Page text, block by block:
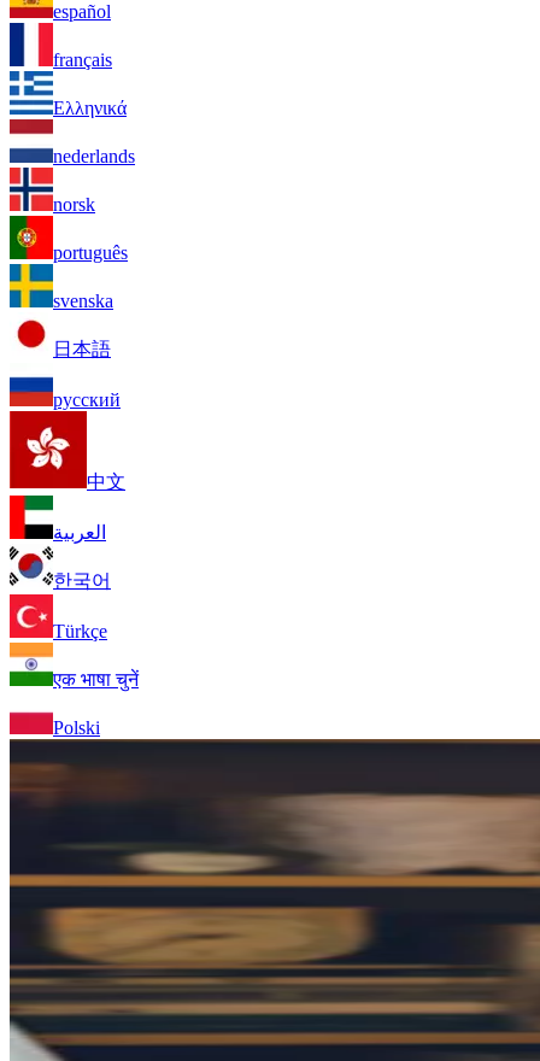
español
français
Ελληνικά
nederlands
norsk
português
svenska
日本語
русский
中文
العربية
한국어
Türkçe
एक भाषा चुनें
Polski